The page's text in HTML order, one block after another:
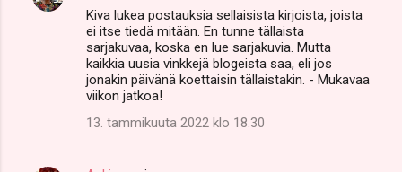
Kiva lukea postauksia sellaisista kirjoista, joista
ei itse tiedä mitään. En tunne tällaista
sarjakuvaa, koska en lue sarjakuvia. Mutta
kaikkia uusia vinkkejä blogeista saa, eli jos
jonakin päivänä koettaisin tällaistakin. - Mukavaa
viikon jatkoa!
13. tammikuuta 2022 klo 18.30